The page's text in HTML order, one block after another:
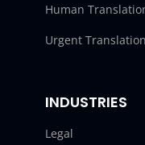
Human
Urgent Translation
INDUSTRIES
Legal